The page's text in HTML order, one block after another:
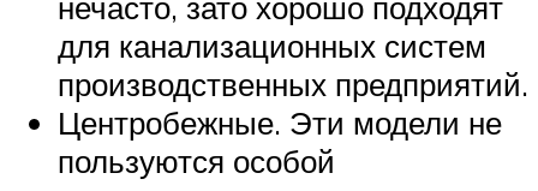
для канализационных систем
производственных предприятий.
Центробежные. Эти модели не
пользуются особой